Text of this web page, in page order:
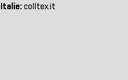
Italie: colltex.it